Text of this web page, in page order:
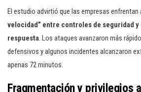
El estudio advirtió que las empresas enfrentan
velocidad” entre controles de seguridad y
respuesta. Los ataques avanzaron más
defensivos y algunos incidentes alcanzaron
apenas 72 minutos.
Fragmentación y privilegios